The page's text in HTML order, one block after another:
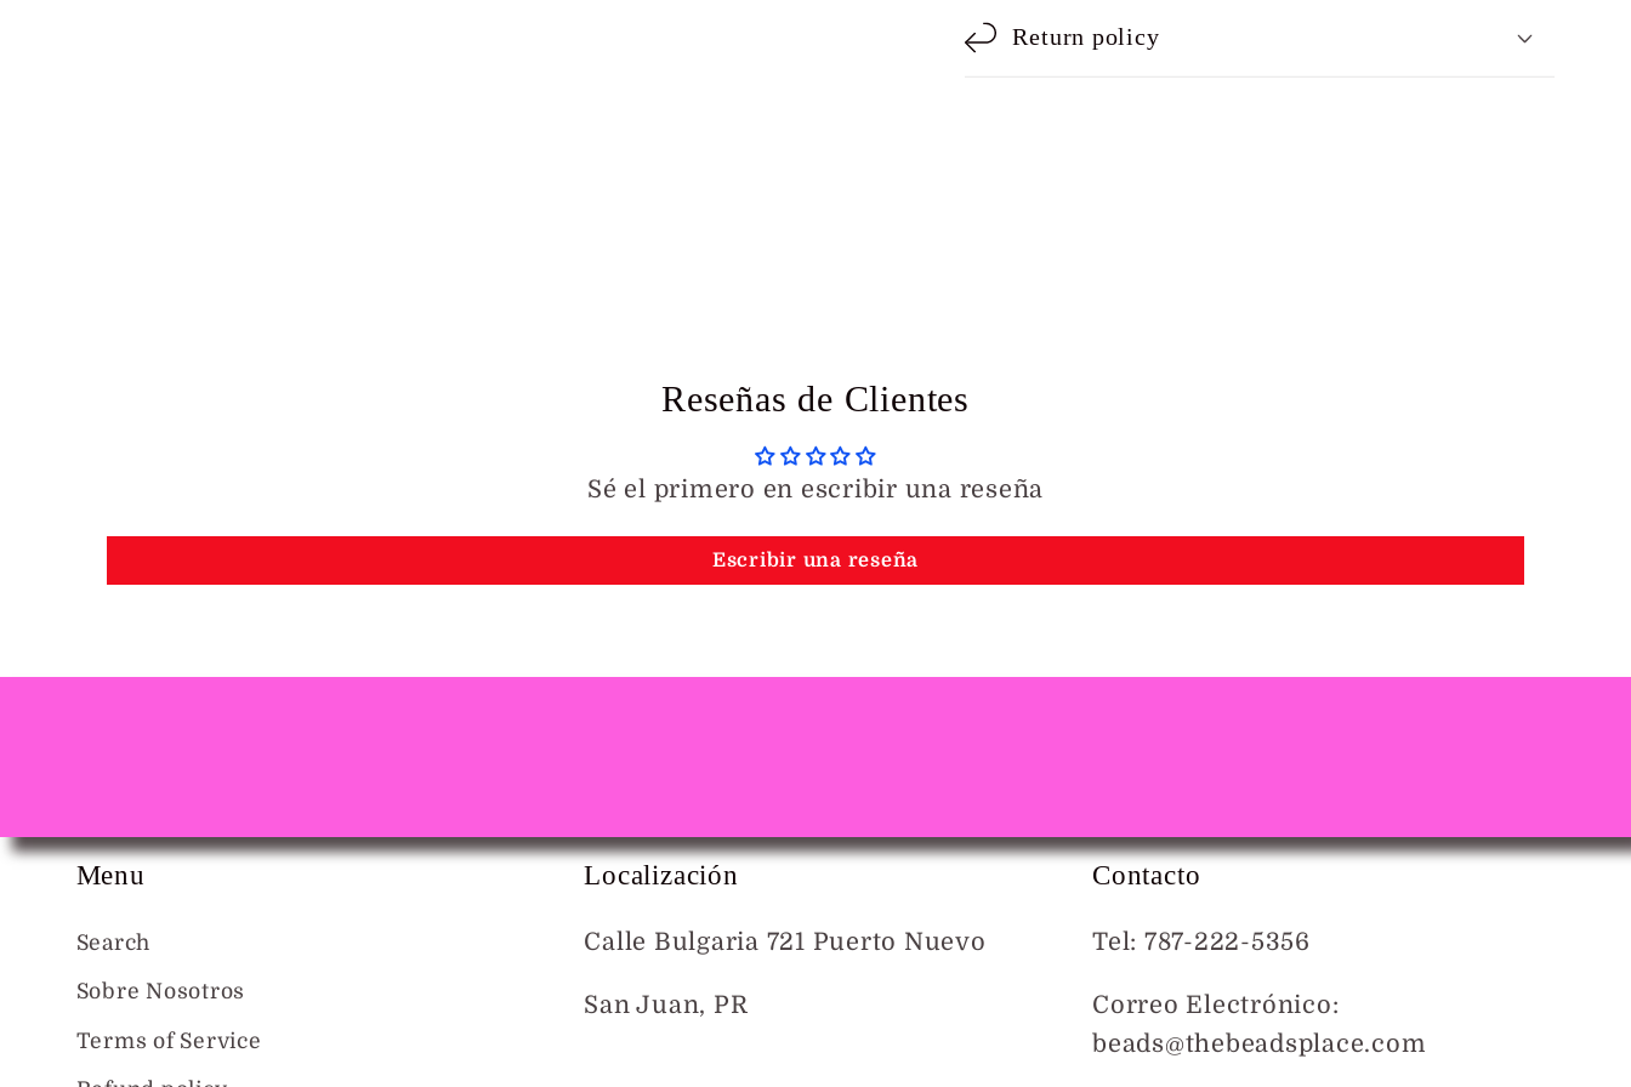
Return policy
Reseñas de Clientes
Sé el primero en escribir una reseña
Escribir una reseña
Menu
Search
Sobre Nosotros
Terms of Service
Localización
Calle Bulgaria 721 Puerto Nuevo
San Juan, PR
Contacto
Tel: 787-222-5356
Correo Electrónico:
beads@thebeadsplace.com